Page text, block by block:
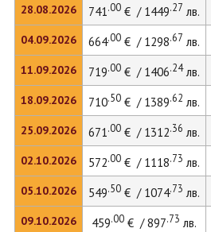
28.08.2026
04.09.2026
11.09.2026
18.09.2026
25.09.2026
02.10.2026
05.10.2026
09.10.2026
741.00€ / 1449.27 лв.
664.00€ / 1298.67 лв.
719.00€ / 1406.24лв.
710.50€ / 1389.62 лв.
671.00€ / 1312.36 лв.
572.00€ / 1118.73 лв.
549.50€ / 1074.73 лв.
459.00€ / 897.73 лв.